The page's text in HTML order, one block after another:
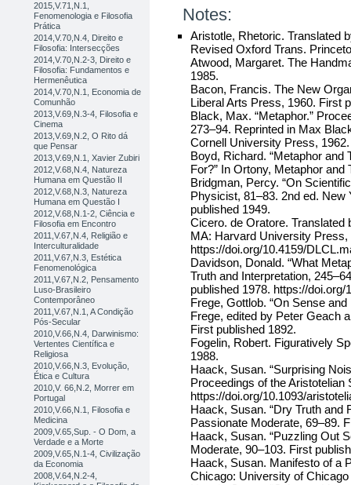
2015,V.71,N.1,
Fenomenologia e Filosofia
Prática
2014,V.70,N.4, Direito e
Filosofia: Intersecções
2014,V.70,N.2-3, Direito e
Filosofia: Fundamentos e
Hermenêutica
2014,V.70,N.1, Economia de
Comunhão
2013,V.69,N.3-4, Filosofia e
Cinema
2013,V.69,N.2, O Rito dá
que Pensar
2013,V.69,N.1, Xavier Zubiri
2012,V.68,N.4, Natureza
Humana em Questão II
2012,V.68,N.3, Natureza
Humana em Questão I
2012,V.68,N.1-2, Ciência e
Filosofia em Encontro
2011,V.67,N.4, Religião e
Interculturalidade
2011,V.67,N.3, Estética
Fenomenológica
2011,V.67,N.2, Pensamento
Luso-Brasileiro
Contemporâneo
2011,V.67,N.1, A Condição
Pós-Secular
2010,V.66,N.4, Darwinismo:
Vertentes Científica e
Religiosa
2010,V.66,N.3, Evolução,
Ética e Cultura
2010,V. 66,N.2, Morrer em
Portugal
2010,V.66,N.1, Filosofia e
Medicina
2009,V.65,Sup. - O Dom, a
Verdade e a Morte
2009,V.65,N.1-4, Civilização
da Economia
2008,V.64,N.2-4,
Notes:
Aristotle, Rhetoric. Translated
Revised Oxford Trans.
Atwood, Margaret. The
1985.
Bacon, Francis. The New
Liberal Arts Press, 1960. First
Black, Max. “Metaphor.”
273–94. Reprinted in Max
Cornell University Press, 1962.
Boyd, Richard. “Metaphor
For?” In Ortony, Metaphor and
Bridgman, Percy. “On
Physicist, 81–83. 2nd ed. New
published 1949.
Cicero. de Oratore.
MA: Harvard University Press,
https://doi.org/10.4159/
Davidson, Donald. “What
Truth and Interpretation,
published 1978. https://
Frege, Gottlob. “On Sense
Frege, edited by Peter Geach
First published 1892.
Fogelin, Robert. Figuratively
1988.
Haack, Susan. “Surprising
Proceedings of the
https://doi.org/10.1093/
Haack, Susan. “Dry Truth and
Passionate Moderate, 69–89.
Haack, Susan. “Puzzling Out
Moderate, 90–103. First
Haack, Susan. Manifesto of a
Chicago: University of